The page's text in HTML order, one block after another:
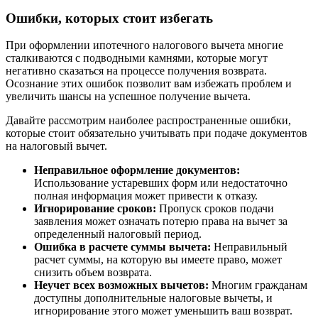
Ошибки, которых стоит избегать
При оформлении ипотечного налогового вычета многие
сталкиваются с подводными камнями, которые могут
негативно сказаться на процессе получения возврата.
Осознание этих ошибок позволит вам избежать проблем и
увеличить шансы на успешное получение вычета.
Давайте рассмотрим наиболее распространенные ошибки,
которые стоит обязательно учитывать при подаче документов
на налоговый вычет.
Неправильное оформление документов:
Использование устаревших форм или недостаточно
полная информация может привести к отказу.
Игнорирование сроков: Пропуск сроков подачи
заявления может означать потерю права на вычет за
определенный налоговый период.
Ошибка в расчете суммы вычета: Неправильный
расчет суммы, на которую вы имеете право, может
снизить объем возврата.
Неучет всех возможных вычетов: Многим гражданам
доступны дополнительные налоговые вычеты, и
игнорирование этого может уменьшить ваш возврат.